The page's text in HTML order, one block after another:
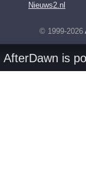
Nieuws2.nl
© 1999-2026
AfterDawn is